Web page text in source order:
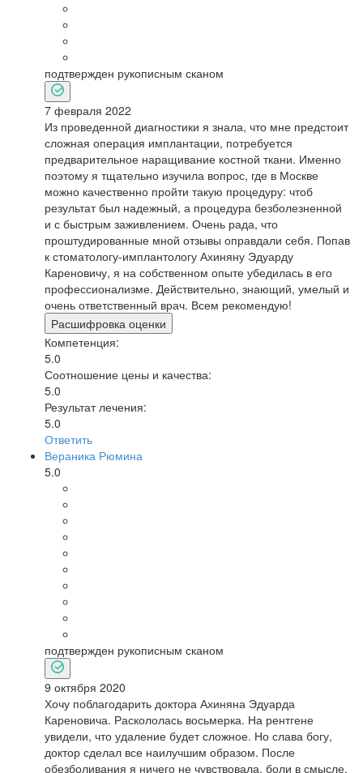
подтвержден рукописным сканом
7 февраля 2022
Из проведенной диагностики я знала, что мне предстоит
сложная операция имплантации, потребуется
предварительное наращивание костной ткани. Именно
поэтому я тщательно изучила вопрос, где в Москве
можно качественно пройти такую процедуру: чтоб
результат был надежный, а процедура безболезненной
и с быстрым заживлением. Очень рада, что
проштудированные мной отзывы оправдали себя. Попав
к стоматологу-имплантологу Ахиняну Эдуарду
Кареновичу, я на собственном опыте убедилась в его
профессионализме. Действительно, знающий, умелый и
очень ответственный врач. Всем рекомендую!
Расшифровка оценки
Компетенция:
5.0
Соотношение цены и качества:
5.0
Результат лечения:
5.0
Ответить
Вераника Рюмина
5.0
подтвержден рукописным сканом
9 октября 2020
Хочу поблагодарить доктора Ахиняна Эдуарда
Кареновича. Раскололась восьмерка. На рентгене
увидели, что удаление будет сложное. Но слава богу,
доктор сделал все наилучшим образом. После
обезболивания я ничего не чувствовала, боли в смысле.